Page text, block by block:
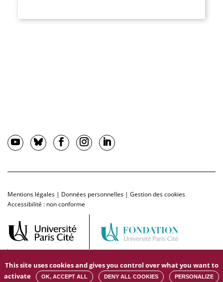
Mentions légales | Données personnelles | Gestion des cookies
Accessibilité : non conforme
This site uses cookies and gives you control over what you want to
activate
OK, ACCEPT ALL DENY ALL COOKIES PERSONALIZE